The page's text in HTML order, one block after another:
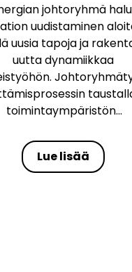
johtoryhmä
uudistaminen
uusia tapoja ja
uutta dynamiikkaa
toimintaympäristön...
Lue lisää